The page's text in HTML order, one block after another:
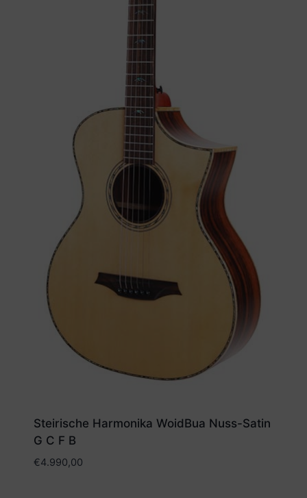
Steirische Harmonika WoidBua Nuss-Satin
G C F B
€4.990,00